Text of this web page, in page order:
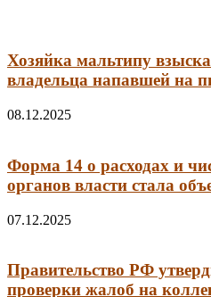
Хозяйка мальтипу
владельца напавшей на
08.12.2025
Форма 14 о расходах и
органов власти стала
07.12.2025
Правительство РФ
проверки жалоб на